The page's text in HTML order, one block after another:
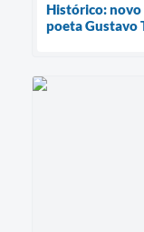
Histórico:
poeta Gustavo